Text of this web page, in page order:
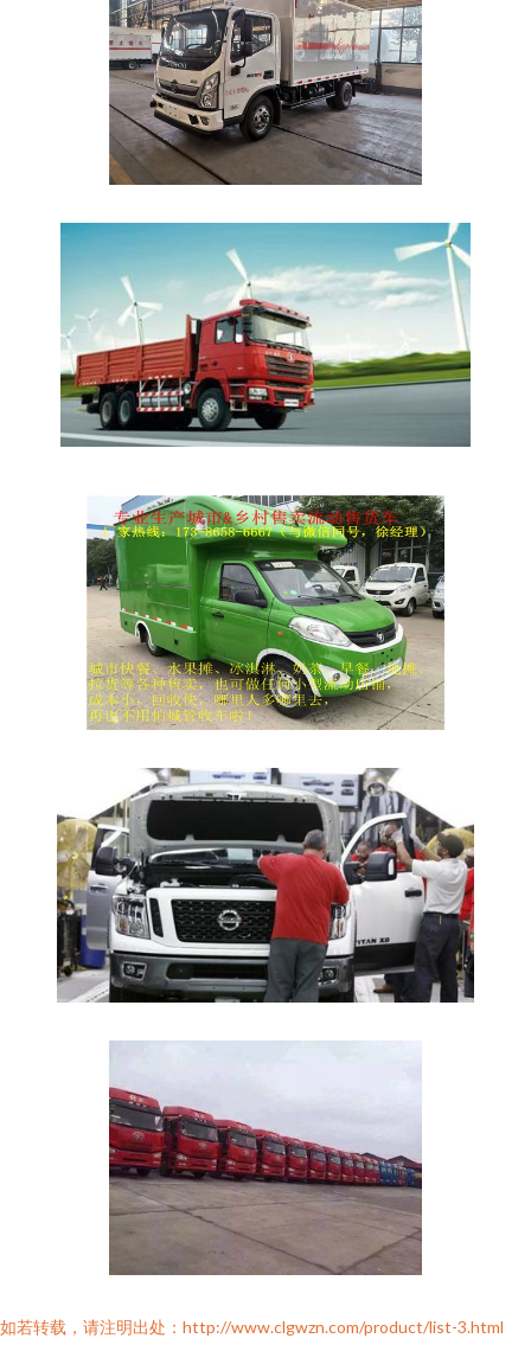
如若转载，请注明出处：http://www.clgwzn.com/product/list-3.html